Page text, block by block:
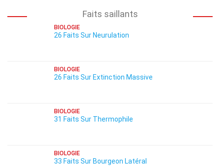
Faits saillants
BIOLOGIE
26 Faits Sur Neurulation
BIOLOGIE
26 Faits Sur Extinction Massive
BIOLOGIE
31 Faits Sur Thermophile
BIOLOGIE
33 Faits Sur Bourgeon Latéral